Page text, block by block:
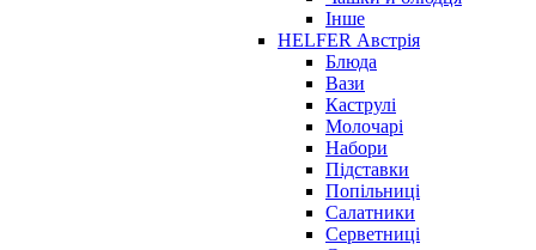
Інше
HELFER Австрія
Блюда
Вази
Каструлі
Молочарі
Набори
Підставки
Попільниці
Салатники
Серветниці